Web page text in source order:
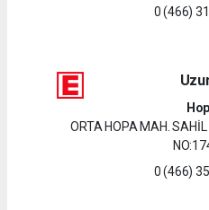
0 (466)
ORTA HOPA MAH.
0 (466)